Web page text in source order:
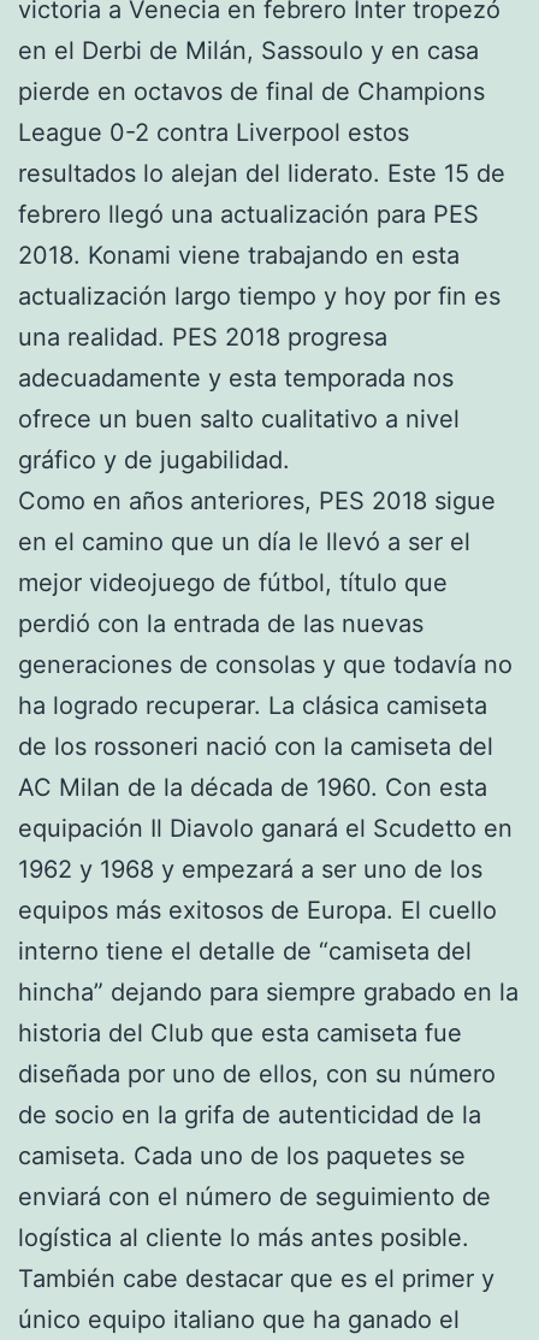
victoria a Venecia en febrero Inter tropezó
en el Derbi de Milán, Sassoulo y en casa
pierde en octavos de final de Champions
League 0-2 contra Liverpool estos
resultados lo alejan del liderato. Este 15 de
febrero llegó una actualización para PES
2018. Konami viene trabajando en esta
actualización largo tiempo y hoy por fin es
una realidad. PES 2018 progresa
adecuadamente y esta temporada nos
ofrece un buen salto cualitativo a nivel
gráfico y de jugabilidad.
Como en años anteriores, PES 2018 sigue
en el camino que un día le llevó a ser el
mejor videojuego de fútbol, título que
perdió con la entrada de las nuevas
generaciones de consolas y que todavía no
ha logrado recuperar. La clásica camiseta
de los rossoneri nació con la camiseta del
AC Milan de la década de 1960. Con esta
equipación Il Diavolo ganará el Scudetto en
1962 y 1968 y empezará a ser uno de los
equipos más exitosos de Europa. El cuello
interno tiene el detalle de “camiseta del
hincha” dejando para siempre grabado en la
historia del Club que esta camiseta fue
diseñada por uno de ellos, con su número
de socio en la grifa de autenticidad de la
camiseta. Cada uno de los paquetes se
enviará con el número de seguimiento de
logística al cliente lo más antes posible.
También cabe destacar que es el primer y
único equipo italiano que ha ganado el